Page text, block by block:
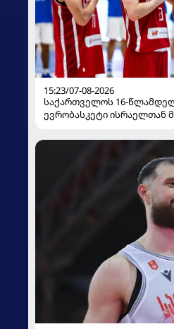
15:23/07-08-2026
საქართველოს 16-
ევრობასკეტი ისრაელთან